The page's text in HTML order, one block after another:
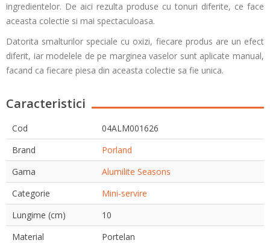
ingredientelor. De aici rezulta produse cu tonuri diferite, ce face
aceasta colectie si mai spectaculoasa.
Datorita smalturilor speciale cu oxizi, fiecare produs are un efect
diferit, iar modelele de pe marginea vaselor sunt aplicate manual,
facand ca fiecare piesa din aceasta colectie sa fie unica.
Caracteristici
Cod
04ALM001626
Brand
Porland
Gama
Alumilite Seasons
Categorie
Mini-servire
Lungime (cm)
10
Material
Portelan